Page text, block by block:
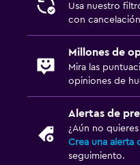
Usa nuestro
con
Millones de
Mira las
opiniones de
Alertas de
¿Aún no
Crea una alerta
seguimiento.